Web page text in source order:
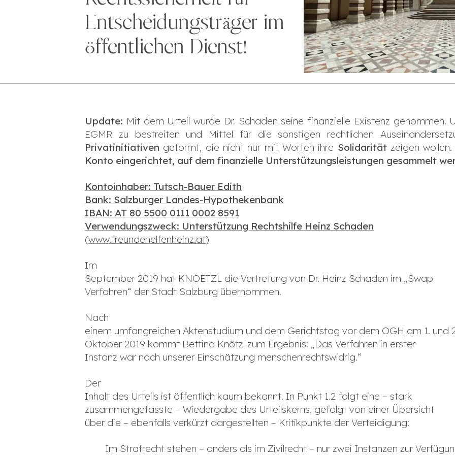
Entscheidungsträger im
öffentlichen Dienst!
Update: Mit dem Urteil wurde Dr. Schaden seine finanzielle Existenz genommen.
EGMR zu bestreiten und Mittel für die sonstigen rechtlichen
Privatinitiativen geformt, die nicht nur mit Worten ihre Solidaritätzeigen wollen.
Konto eingerichtet, auf dem finanzielle Unterstützungsleistungen gesammelt
Kontoinhaber: Tutsch-Bauer Edith
Bank: Salzburger Landes-Hypothekenbank
IBAN: AT 80 5500 0111 0002 8591
Verwendungszweck: Unterstützung Rechtshilfe Heinz Schaden
(www.freundehelfenheinz.at)
Im
September 2019 hat KNOETZL die Vertretung von Dr. Heinz Schaden im „Swap
Verfahren“ der Stadt Salzburg übernommen.
Nach
einem umfangreichen Aktenstudium und dem Gerichtstag vor dem OGH am 1. und
Oktober 2019 kommt Bettina Knötzl zum Ergebnis: „Das Verfahren in erster
Instanz war nach unserer Einschätzung menschenrechtswidrig.“
Der
Inhalt des Urteils ist öffentlich kaum bekannt. In Punkt 1.2 folgt eine – stark
zusammengefasste – Wiedergabe des Urteilskerns, gefolgt von einer Übersicht
über die – ebenfalls verkürzt dargestellten – Kritikpunkte der Verteidigung:
Im Strafrecht stehen – anders als im Zivilrecht – nur zwei Instanzen zur